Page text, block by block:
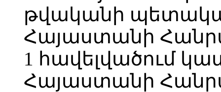
թվականի
Հայաստանի
1 հավելվածում
Հայաստանի